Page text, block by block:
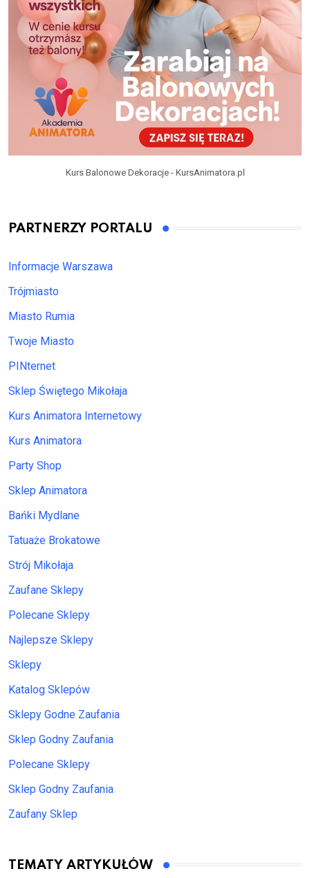
Kurs Balonowe Dekoracje - KursAnimatora.pl
PARTNERZY PORTALU
Informacje Warszawa
Trójmiasto
Miasto Rumia
Twoje Miasto
PINternet
Sklep Świętego Mikołaja
Kurs Animatora Internetowy
Kurs Animatora
Party Shop
Sklep Animatora
Bańki Mydlane
Tatuaże Brokatowe
Strój Mikołaja
Zaufane Sklepy
Polecane Sklepy
Najlepsze Sklepy
Sklepy
Katalog Sklepów
Sklepy Godne Zaufania
Sklep Godny Zaufania
Polecane Sklepy
Sklep Godny Zaufania
Zaufany Sklep
TEMATY ARTYKUŁÓW